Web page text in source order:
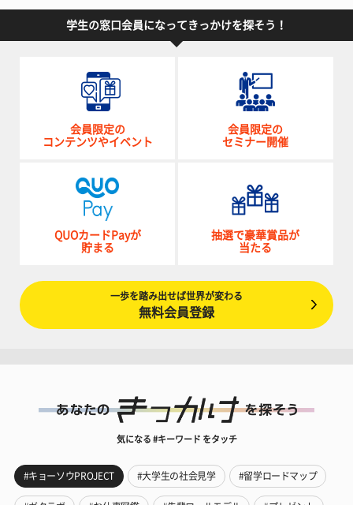
学生の窓口会員になってきっかけを探そう！
会員限定の
コンテンツやイベント
会員限定の
セミナー開催
QUOカードPayが
貯まる
抽選で豪華賞品が
当たる
一歩を踏み出せば世界が変わる
無料会員登録
気になる #キーワード をタッチ
#キョーソウPROJECT #大学生の社会見学 #留学ロードマップ